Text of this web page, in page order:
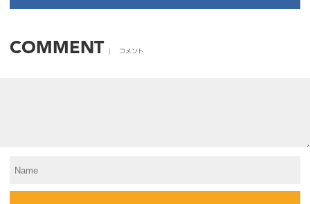
COMMENT コメント